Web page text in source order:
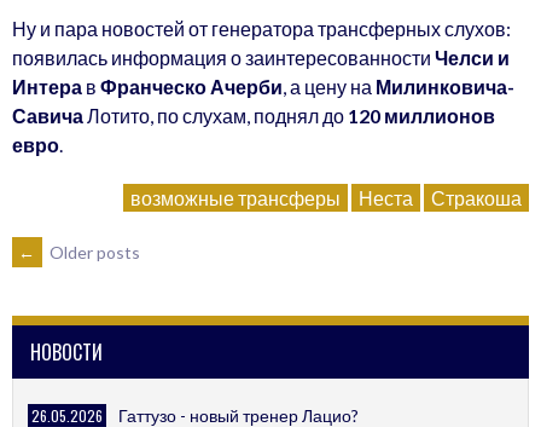
Ну и пара новостей от генератора трансферных слухов:
появилась информация о заинтересованности Челси и
Интера в Франческо Ачерби, а цену на Милинковича-
СавичаЛотито, по слухам, поднял до 120 миллионов
евро.
возможные трансферы Неста Стракоша
POSTS
NAVIGATION
← Older posts
НОВОСТИ
26.05.2026 Гаттузо - новый тренер Лацио?